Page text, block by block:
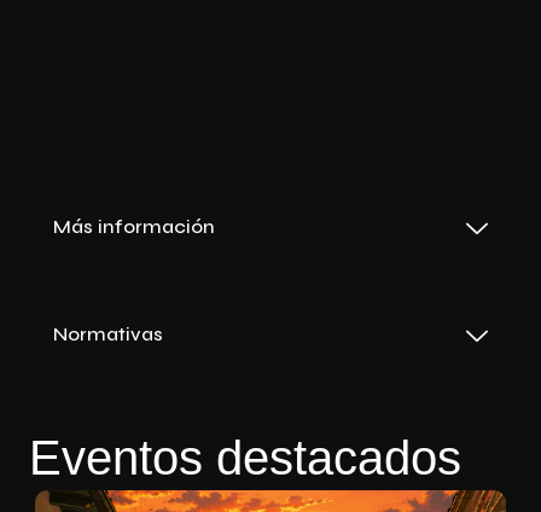
Más información
Normativas
Eventos destacados